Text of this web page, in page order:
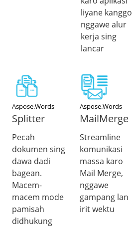
liyane kanggo
nggawe alur
kerja sing
lancar
Aspose.Words
Splitter
Pecah
dokumen sing
dawa dadi
bagean.
Macem-
macem mode
pamisah
didhukung
Aspose.Words
MailMerge
Streamline
komunikasi
massa karo
Mail Merge,
nggawe
gampang lan
irit wektu